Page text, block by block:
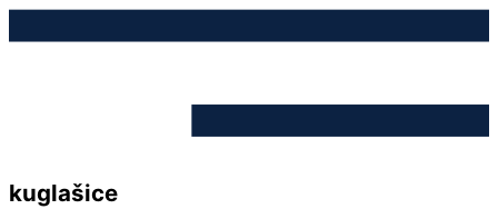
kuglašice